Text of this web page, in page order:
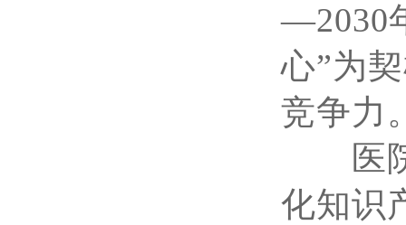
—2030
心”为
竞争力
医院
化知识